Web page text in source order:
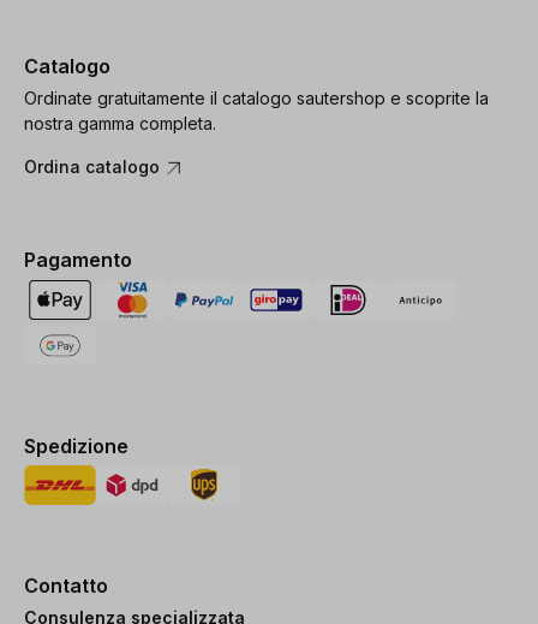
Catalogo
Ordinate gratuitamente il catalogo sautershop e scoprite la
nostra gamma completa.
Ordina catalogo
Pagamento
Spedizione
Contatto
Consulenza specializzata